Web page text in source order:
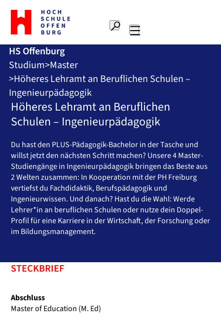
Zur
Startseite
Hochschule
Offenburg
Suche
Hauptnavigation
HS Offenburg
Studium Master
Höheres Lehramt an Beruflichen Schulen –
Ingenieurpädagogik
Höheres Lehramt an Beruflichen
Schulen – Ingenieurpädagogik
Du hast den PLUS-Pädagogik-Bachelor in der Tasche und
willst jetzt den nächsten Schritt machen? Unsere 4 Master-
Studiengänge in Ingenieurpädagogik bringen das Beste aus
2 Welten zusammen: In Kooperation mit der PH Freiburg
vertiefst du Fachdidaktik, Berufspädagogik und
Ingenieurwissen. Und danach? Hast du die Wahl: Werde
Lehrer*in an beruflichen Schulen oder nutze dein Doppel-
Profil für eine Karriere in der Wirtschaft, der Forschung oder
im Bildungsmanagement.
STECKBRIEF
Abschluss
Master of Education (M. Ed)